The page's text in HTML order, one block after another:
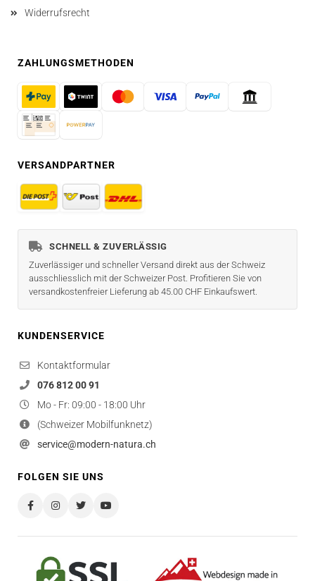
Widerrufsrecht
ZAHLUNGSMETHODEN
VERSANDPARTNER
SCHNELL & ZUVERLÄSSIG
Zuverlässiger und schneller Versand direkt aus der Schweiz
ausschliesslich mit der Schweizer Post. Profitieren Sie von
versandkostenfreier Lieferung ab 45.00 CHF Einkaufswert.
KUNDENSERVICE
Kontaktformular
076 812 00 91
Mo - Fr: 09:00 - 18:00 Uhr
(Schweizer Mobilfunknetz)
service@modern-natura.ch
FOLGEN SIE UNS